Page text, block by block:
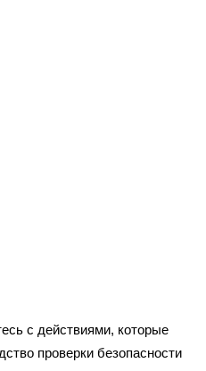
с действиями, которые
проверки безопасности